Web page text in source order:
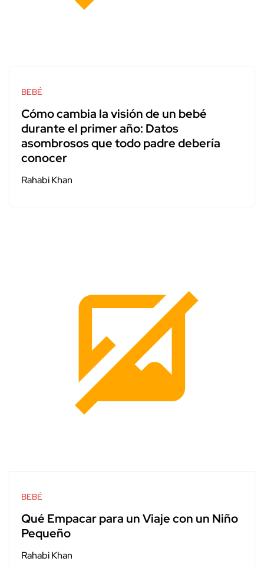
BEBÉ
Cómo cambia la visión de un bebé
durante el primer año: Datos
asombrosos que todo padre debería
conocer
Rahabi Khan
BEBÉ
Qué Empacar para un Viaje con un Niño
Pequeño
Rahabi Khan